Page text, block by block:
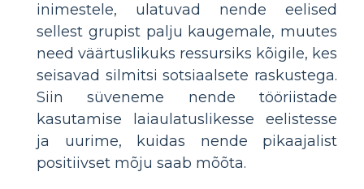
inimestele, ulatuvad nende eelised
sellest grupist palju kaugemale, muutes
need väärtuslikuks ressursiks kõigile, kes
seisavad silmitsi sotsiaalsete raskustega.
Siin süveneme nende tööriistade
kasutamise laiaulatuslikesse eelistesse
ja uurime, kuidas nende pikaajalist
positiivset mõju saab mõõta.